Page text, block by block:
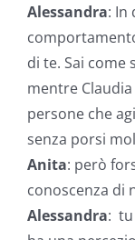
Alessandra: In
di te. Sai come
mentre
persone che
senza porsi
Anita: però
conoscenza di
Alessandra: tu